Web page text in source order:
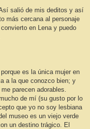
salió de mis deditos y así
más cercana al personaje
en Lena y puedo
es la única mujer en
a la que conozco bien; y
parecen adorables.
de mí (su gusto por lo
que yo no soy lesbiana
museo es un viejo verde
un destino trágico. El